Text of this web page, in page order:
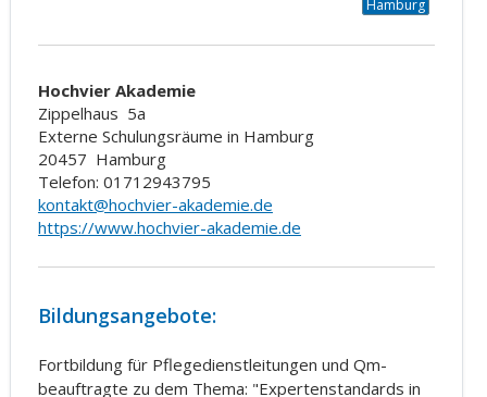
Hamburg
Hochvier Akademie
Zippelhaus 5a
Externe Schulungsräume in Hamburg
20457 Hamburg
Telefon: 01712943795
kontakt@hochvier-akademie.de
https://www.hochvier-akademie.de
Bildungsangebote:
Fortbildung für Pflegedienstleitungen und Qm-
beauftragte zu dem Thema: "Expertenstandards in